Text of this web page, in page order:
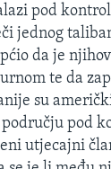
pod
jednog
da je
te da
su
pod
utjecajni